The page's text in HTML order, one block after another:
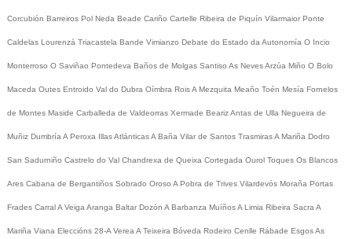
Corcubión Barreiros Pol Neda Beade Cariño Cartelle Ribeira de Piquín Vilarmaior Ponte
Caldelas Lourenzá Triacastela Bande Vimianzo Debate do Estado da Autonomía O Incio
Monterroso O Saviñao Pontedeva Baños de Molgas Santiso As NevesArzúa Miño O Bolo
Maceda Outes Entroido Val do Dubra Oímbra RoisA Mezquita Meaño Toén Mesía Fornelos
de Montes Maside Carballeda de Valdeorras Xermade BearizAntas de Ulla Negueira de
Muñiz Dumbría A Peroxa Illas AtlánticasA Baña Vilar de Santos TrasmirasA Mariña Dodro
San Sadurniño Castrelo do Val Chandrexa de Queixa Cortegada Ourol Toques Os Blancos
Ares Cabana de Bergantiños Sobrado Oroso A Pobra de Trives Vilardevós Moraña Portas
Frades CarralA Veiga Aranga Baltar Dozón A Barbanza MuíñosA Limia Ribeira Sacra A
Mariña Viana Eleccións 28-A Verea A Teixeira Bóveda Rodeiro Cenlle Rábade EsgosAs